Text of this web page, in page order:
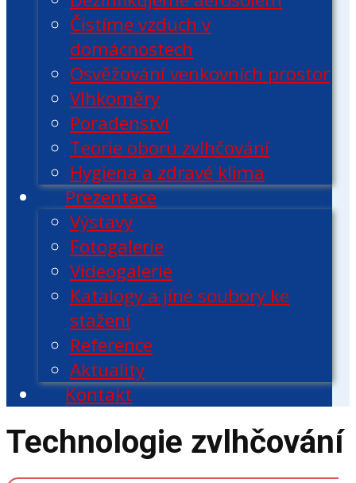
Čistíme vzduch v
domácnostech
Osvěžování venkovních prostor
Vlhkoměry
Poradenství
Teorie oboru zvlhčování
Hygiena a zdravé klima
Prezentace
Výstavy
Fotogalerie
Videogalerie
Katalogy a jiné soubory ke
stažení
Reference
Aktuality
Kontakt
Technologie zvlhčování